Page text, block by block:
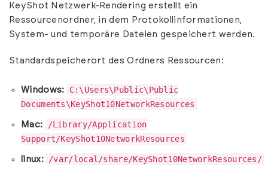
KeyShot Netzwerk-Rendering erstellt ein
Ressourcenordner, in dem Protokollinformationen,
System- und temporäre Dateien gespeichert werden.
Standardspeicherort des Ordners Ressourcen:
Windows:
C:\Users\Public\Public
Documents\KeyShot10NetworkResources
Mac:
/Library/Application
Support/KeyShot10NetworkResources
linux: /var/local/share/KeyShot10NetworkResources/